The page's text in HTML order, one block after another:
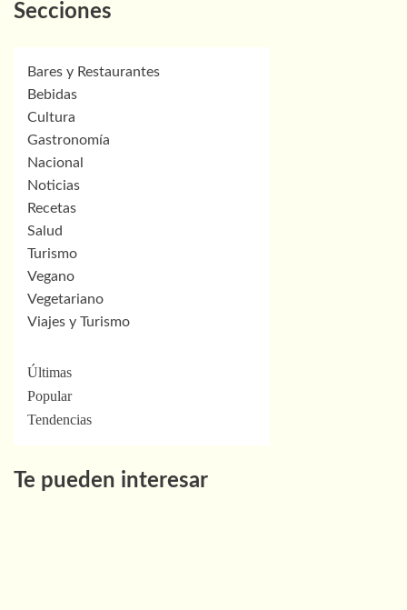
Secciones
Bares y Restaurantes
Bebidas
Cultura
Gastronomía
Nacional
Noticias
Recetas
Salud
Turismo
Vegano
Vegetariano
Viajes y Turismo
Últimas
Popular
Tendencias
Te pueden interesar